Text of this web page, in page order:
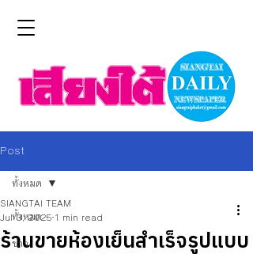
Post
ทั้งหมด
ข่าว
ทั้งหมด
ร้านขายห้องเย็นสำเร็จรูปแบบ
SIANGTAI TEAM
Jul 3, 2025 1 min read